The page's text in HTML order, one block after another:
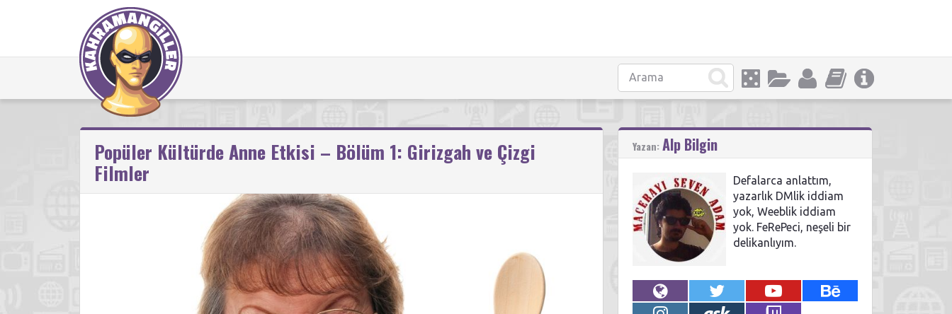
Popüler Kültürde Anne Etkisi – Bölüm 1: Girizgah ve Çizgi
Filmler
Yazan:Alp Bilgin
Defalarca anlattım,
yazarlık DMlik iddiam
yok, Weeblik iddiam
yok. FeRePeci, neşeli bir
delikanlıyım.